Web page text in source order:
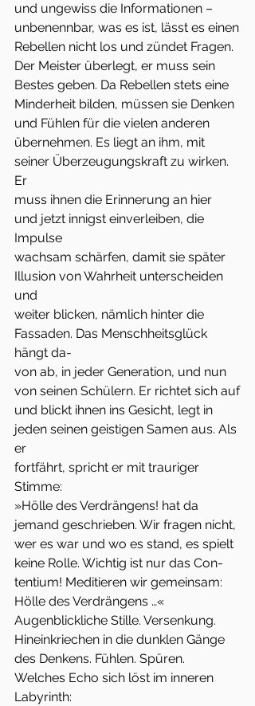
und ungewiss die Informationen –
unbenennbar, was es ist, lässt es einen
Rebellen nicht los und zündet Fragen.
Der Meister überlegt, er muss sein
Bestes geben. Da Rebellen stets eine
Minderheit bilden, müssen sie Denken
und Fühlen für die vielen anderen
übernehmen. Es liegt an ihm, mit
seiner Überzeugungskraft zu wirken.
Er
muss ihnen die Erinnerung an hier
und jetzt innigst einverleiben, die
Impulse
wachsam schärfen, damit sie später
Illusion von Wahrheit unterscheiden
und
weiter blicken, nämlich hinter die
Fassaden. Das Menschheitsglück
hängt da-
von ab, in jeder Generation, und nun
von seinen Schülern. Er richtet sich auf
und blickt ihnen ins Gesicht, legt in
jeden seinen geistigen Samen aus. Als
er
fortfährt, spricht er mit trauriger
Stimme:
»Hölle des Verdrängens! hat da
jemand geschrieben. Wir fragen nicht,
wer es war und wo es stand, es spielt
keine Rolle. Wichtig ist nur das Con-
tentium! Meditieren wir gemeinsam:
Hölle des Verdrängens …«
Augenblickliche Stille. Versenkung.
Hineinkriechen in die dunklen Gänge
des Denkens. Fühlen. Spüren.
Welches Echo sich löst im inneren
Labyrinth: